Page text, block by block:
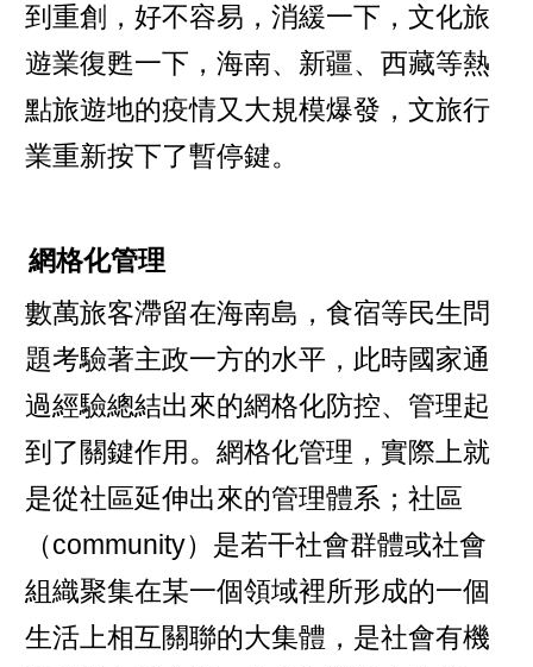
到重創，好不容易，消緩一下，文化旅
遊業復甦一下，海南、新疆、西藏等熱
點旅遊地的疫情又大規模爆發，文旅行
業重新按下了暫停鍵。
網格化管理
數萬旅客滯留在海南島，食宿等民生問
題考驗著主政一方的水平，此時國家通
過經驗總結出來的網格化防控、管理起
到了關鍵作用。網格化管理，實際上就
是從社區延伸出來的管理體系；社區
（community）是若干社會群體或社會
組織聚集在某一個領域裡所形成的一個
生活上相互關聯的大集體，是社會有機